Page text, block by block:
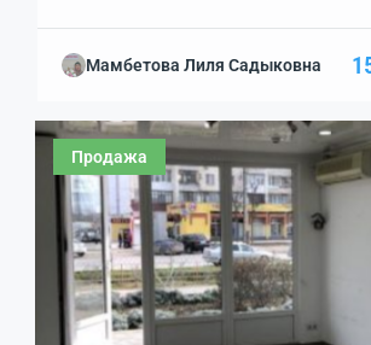
запасной. Подойдет для магазина,
собственник. Плюс к данному
продается еще одно соседнее такой
При покупке сразу 500 м² — […]
Мамбетова Лиля Садыковна
Продажа